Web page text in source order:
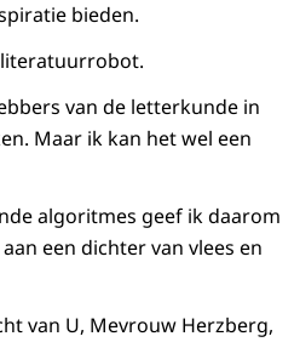
bieden.
van de letterkunde in
Maar ik kan het wel een
algoritmes geef ik daarom
een dichter van vlees en
van U, Mevrouw Herzberg,